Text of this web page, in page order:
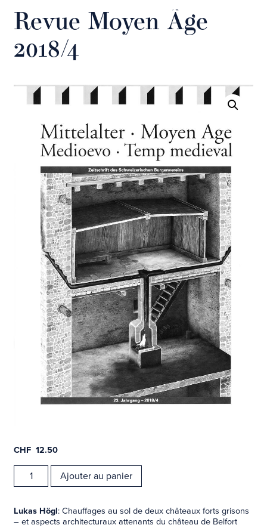
Revue Moyen Âge
2018/4
CHF 12.50
quantité
Moyen
Âge
Ajouter au panier
Lukas Högl: Chauffages au sol de deux châteaux forts grisons
– et aspects architecturaux attenants du château de Belfort